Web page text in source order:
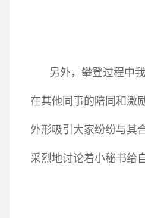
另外，攀登过程中
在其他同事的陪同和激
外形吸引大家纷纷与其
采烈地讨论着小秘书给